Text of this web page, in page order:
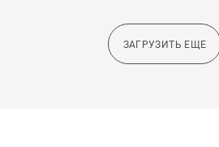
ЗАГРУЗИТЬ ЕЩЕ